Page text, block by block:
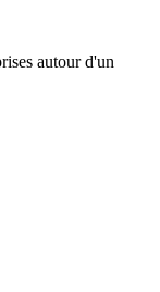
autour d'un